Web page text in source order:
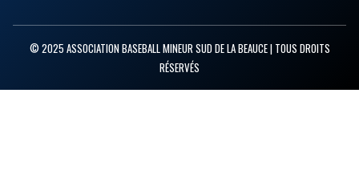
© 2025 ASSOCIATION BASEBALL MINEUR SUD DE LA BEAUCE | TOUS DROITS
RÉSERVÉS